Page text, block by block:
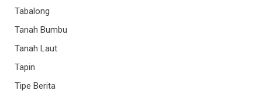
Tabalong
Tanah Bumbu
Tanah Laut
Tapin
Tipe Berita